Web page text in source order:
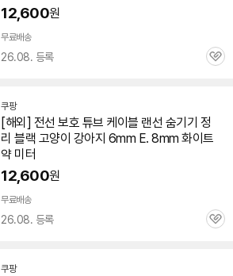
12,600원
무료배송
26.08. 등록
관
쿠팡
[해외] 전선 보호 튜브 케이블 랜선 숨기기 정
리 블랙 고양이 강아지 6mm E. 8mm 화이트
약 미터
12,600원
무료배송
26.08. 등록
관
쿠팡